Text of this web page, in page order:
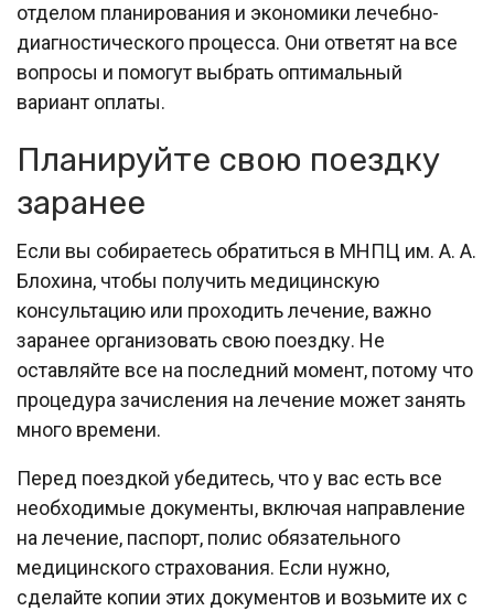
отделом планирования и экономики лечебно-
диагностического процесса. Они ответят на все
вопросы и помогут выбрать оптимальный
вариант оплаты.
Планируйте свою поездку
заранее
Если вы собираетесь обратиться в МНПЦ им. А. А.
Блохина, чтобы получить медицинскую
консультацию или проходить лечение, важно
заранее организовать свою поездку. Не
оставляйте все на последний момент, потому что
процедура зачисления на лечение может занять
много времени.
Перед поездкой убедитесь, что у вас есть все
необходимые документы, включая направление
на лечение, паспорт, полис обязательного
медицинского страхования. Если нужно,
сделайте копии этих документов и возьмите их с